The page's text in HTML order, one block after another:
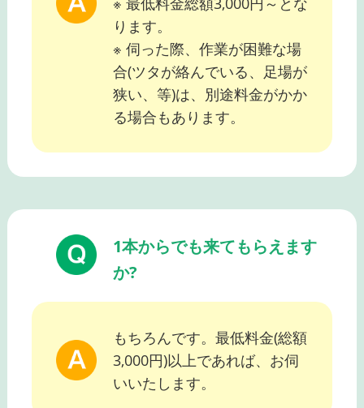
ります。
※ 伺った際、作業が困難な場
合(ツタが絡んでいる、足場が
狭い、等)は、別途料金がかか
る場合もあります。
1本からでも来てもらえます
か?
もちろんです。最低料金(総額
3,000円)以上であれば、お伺
いいたします。